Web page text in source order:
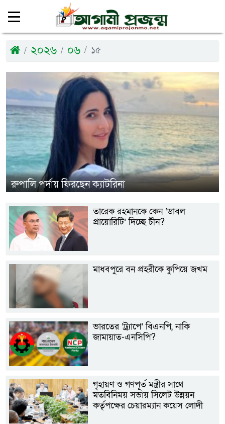
২০২৬ ০৬ ১৫
রুপালি পর্দায় ফিরছেন ক্যাটরিনা
তারেক রহমানকে কেন ‘ডাবল
প্রায়োরিটি’ দিচ্ছে চীন?
মাধবপুরে বন প্রহরীকে কুপিয়ে জখম
ভারতের ‘ট্র্যাপে’ বিএনপি, নাকি
জামায়াত-এনসিপি?
গৃহায়ণ ও গণপূর্ত মন্ত্রীর সাথে
মতবিনিময় সভায় সিলেট উন্নয়ন
কর্তৃপক্ষের চেয়ারম্যান কয়েস লোদী